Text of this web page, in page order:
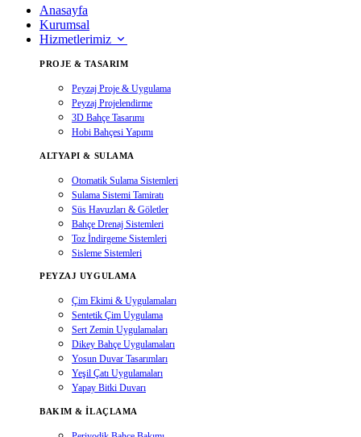
Anasayfa
Kurumsal
Hizmetlerimiz
PROJE & TASARIM
Peyzaj Proje & Uygulama
Peyzaj Projelendirme
3D Bahçe Tasarımı
Hobi Bahçesi Yapımı
ALTYAPI & SULAMA
Otomatik Sulama Sistemleri
Sulama Sistemi Tamiratı
Süs Havuzları & Göletler
Bahçe Drenaj Sistemleri
Toz İndirgeme Sistemleri
Sisleme Sistemleri
PEYZAJ UYGULAMA
Çim Ekimi & Uygulamaları
Sentetik Çim Uygulama
Sert Zemin Uygulamaları
Dikey Bahçe Uygulamaları
Yosun Duvar Tasarımları
Yeşil Çatı Uygulamaları
Yapay Bitki Duvarı
BAKIM & İLAÇLAMA